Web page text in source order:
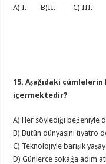
A) I. B)II. C) III.
15. Aşağıdaki
içermektedir?
A) Her söylediği beğeniyle
B) Bütün dünyasını tiyatro
C) Teknolojiyle barışık
D) Günlerce sokağa adım